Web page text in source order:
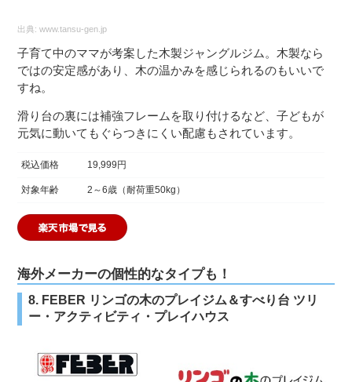
出典:www.tansu-gen.jp
子育て中のママが考案した木製ジャングルジム。木製なら
ではの安定感があり、木の温かみを感じられるのもいいで
すね。
滑り台の裏には補強フレームを取り付けるなど、子どもが
元気に動いてもぐらつきにくい配慮もされています。
税込価格 19,999円
対象年齢 2～6歳（耐荷重50kg）
海外メーカーの個性的なタイプも！
8. FEBER リンゴの木のプレイジム＆すべり台 ツリ
ー・アクティビティ・プレイハウス